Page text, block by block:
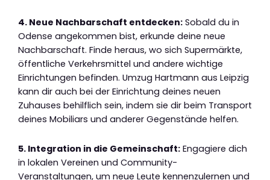
4. Neue Nachbarschaft entdecken: Sobald du in
Odense angekommen bist, erkunde deine neue
Nachbarschaft. Finde heraus, wo sich Supermärkte,
öffentliche Verkehrsmittel und andere wichtige
Einrichtungen befinden. Umzug Hartmann aus Leipzig
kann dir auch bei der Einrichtung deines neuen
Zuhauses behilflich sein, indem sie dir beim Transport
deines Mobiliars und anderer Gegenstände helfen.
5. Integration in die Gemeinschaft: Engagiere dich
in lokalen Vereinen und Community-
Veranstaltungen, um neue Leute kennenzulernen und